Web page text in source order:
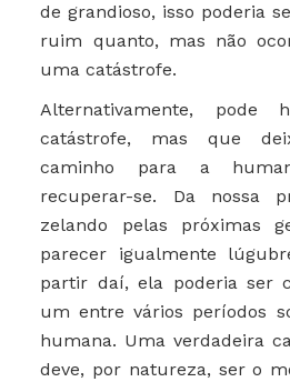
de grandioso, isso poderia
ruim quanto, mas não
uma catástrofe.
Alternativamente, pode
catástrofe, mas que
caminho para a
recuperar-se. Da nossa
zelando pelas próximas
parecer igualmente
partir daí, ela poderia ser
um entre vários períodos
humana. Uma verdadeira
deve, por natureza, ser o